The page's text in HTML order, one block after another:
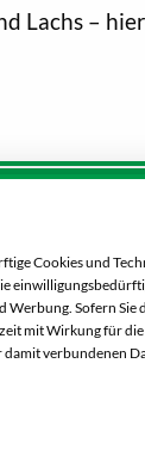
Lachs –
Mo:
07:00 –
Di:
07:00 –
Mi:
07:00 –
Do:
07:00 –
Cookies und
Sofern Sie
mit Wirkung für
verbundenen